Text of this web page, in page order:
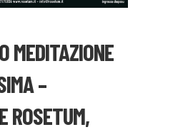
MEDITAZIONE
–
ROSETUM,